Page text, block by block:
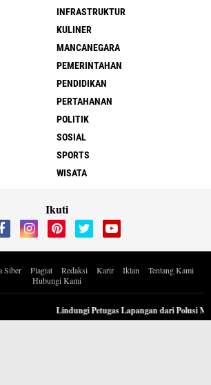
INFRASTRUKTUR
KULINER
MANCANEGARA
PEMERINTAHAN
PENDIDIKAN
PERTAHANAN
POLITIK
SOSIAL
SPORTS
WISATA
Ikuti
Lindungi Petugas Lapangan dari Polusi
Siber Plagiat Redaksi Karir Iklan
Tentang Kami
Hubungi Kami
2026 Berita Inspiratif Progresif.id by ApoedCyber